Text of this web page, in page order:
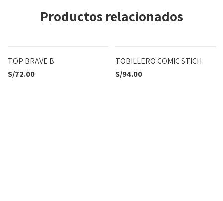
Productos relacionados
TOP BRAVE B
S/72.00
TOBILLERO COMIC STICH
S/94.00